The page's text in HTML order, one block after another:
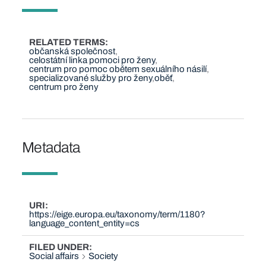
RELATED TERMS
občanská společnost
celostátní linka pomoci pro ženy
centrum pro pomoc obětem sexuálního násilí
specializované služby pro ženy oběť
centrum pro ženy
Metadata
URI
https://eige.europa.eu/taxonomy/term/1180?
language_content_entity=cs
FILED UNDER
Social affairs
Society